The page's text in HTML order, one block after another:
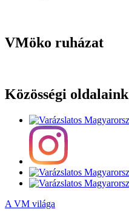
VMöko ruházat
Közösségi oldalaink
A VM világa